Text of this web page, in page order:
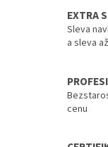
EXTRA
Sleva
a sleva
cenu